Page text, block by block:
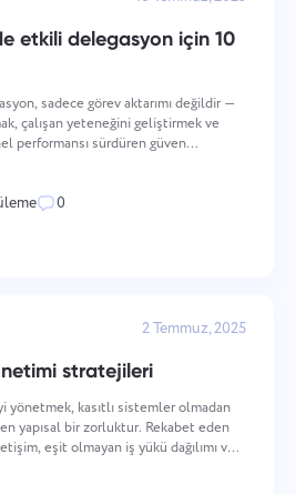
etkili delegasyon için 10
sadece görev aktarımı değildir —
çalışan yeteneğini geliştirmek ve
performansı sürdüren güven
0
2 Temmuz, 2025
stratejileri
yönetmek, kasıtlı sistemler olmadan
yapısal bir zorluktur. Rekabet eden
eşit olmayan iş yükü dağılımı ve
Gönder
tıklayarak, kişisel verilerinizin
Politikası.
Öner